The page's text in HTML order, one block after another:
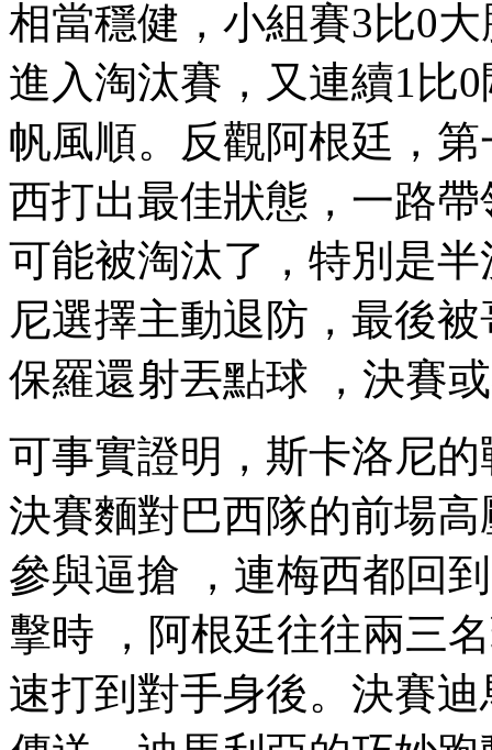
相當穩健，小組賽3比0大
進入淘汰賽，又連續1
帆風順。反觀阿根廷
西打出最佳狀態，一路
可能被淘汰了 ，特別是
尼選擇主動退防，最後
保羅還射丟點球 ，決賽
可事實證明，斯卡洛尼
決賽麵對巴西隊的前場高壓
參與逼搶 ，連梅西都
擊時 ，阿根廷往往兩三
速打到對手身後。決